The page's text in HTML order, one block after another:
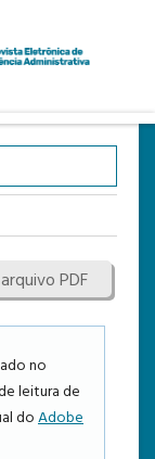
PDF
no
leitura de
doAdobe